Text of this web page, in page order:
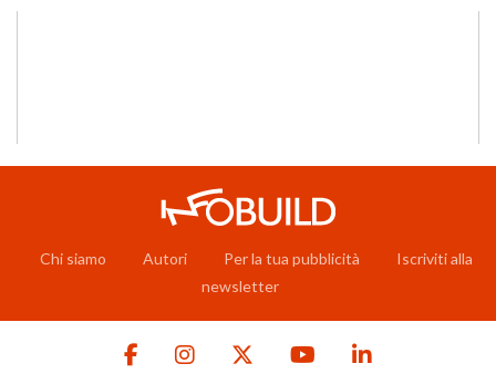
Chi siamo Autori Per la tua pubblicità
Iscriviti alla
newsletter